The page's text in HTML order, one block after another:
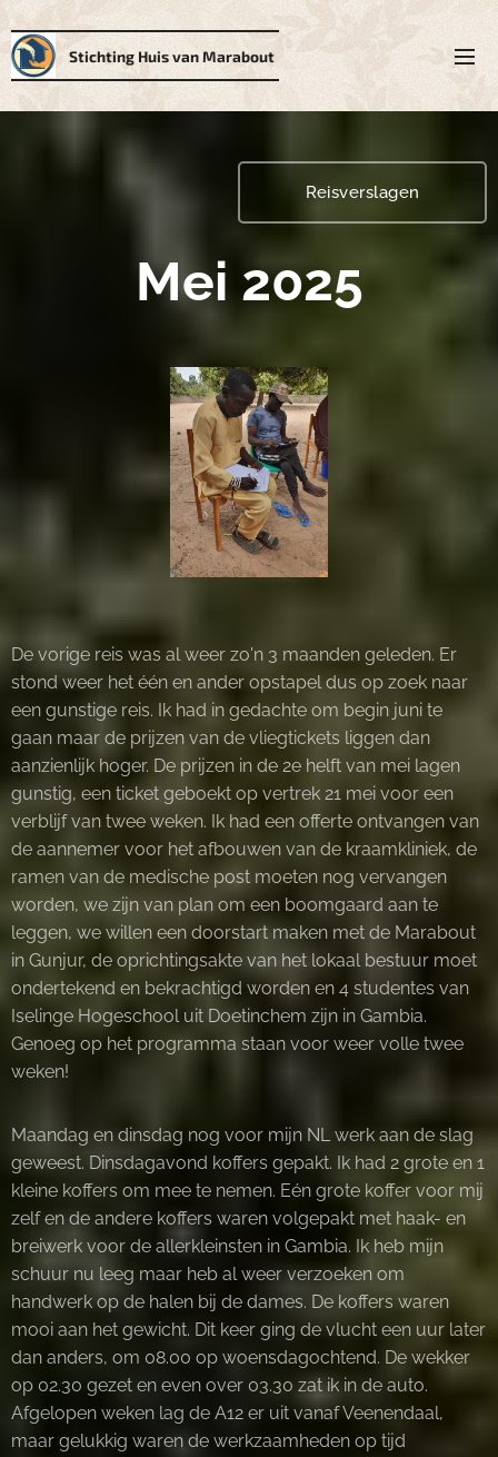
Stichting Huis van Marabout
Reisverslagen
Mei 2025
De vorige reis was al weer zo'n 3 maanden geleden. Er
stond weer het één en ander opstapel dus op zoek naar
een gunstige reis. Ik had in gedachte om begin juni te
gaan maar de prijzen van de vliegtickets liggen dan
aanzienlijk hoger. De prijzen in de 2e helft van mei lagen
gunstig, een ticket geboekt op vertrek 21 mei voor een
verblijf van twee weken. Ik had een offerte ontvangen van
de aannemer voor het afbouwen van de kraamkliniek, de
ramen van de medische post moeten nog vervangen
worden, we zijn van plan om een boomgaard aan te
leggen, we willen een doorstart maken met de Marabout
in Gunjur, de oprichtingsakte van het lokaal bestuur moet
ondertekend en bekrachtigd worden en 4 studentes van
Iselinge Hogeschool uit Doetinchem zijn in Gambia.
Genoeg op het programma staan voor weer volle twee
weken!
Maandag en dinsdag nog voor mijn NL werk aan de slag
geweest. Dinsdagavond koffers gepakt. Ik had 2 grote en 1
kleine koffers om mee te nemen. Eén grote koffer voor mij
zelf en de andere koffers waren volgepakt met haak- en
breiwerk voor de allerkleinsten in Gambia. Ik heb mijn
schuur nu leeg maar heb al weer verzoeken om
handwerk op de halen bij de dames. De koffers waren
mooi aan het gewicht. Dit keer ging de vlucht een uur later
dan anders, om 08.00 op woensdagochtend. De wekker
op 02.30 gezet en even over 03.30 zat ik in de auto.
Afgelopen weken lag de A12 er uit vanaf Veenendaal,
maar gelukkig waren de werkzaamheden op tijd